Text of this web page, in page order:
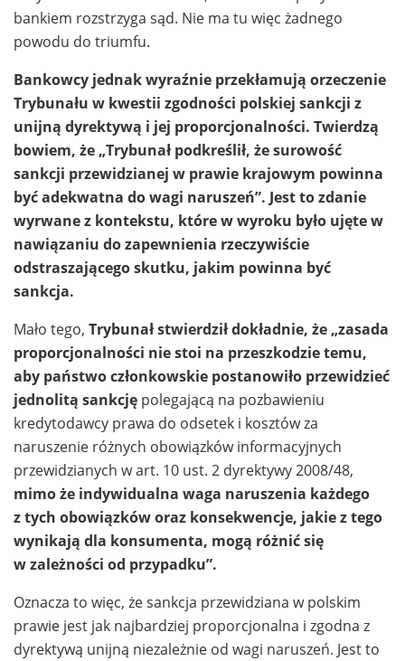
bankiem rozstrzyga sąd. Nie ma tu więc żadnego
powodu do triumfu.
Bankowcy jednak wyraźnie przekłamują orzeczenie
Trybunału w kwestii zgodności polskiej sankcji z
unijną dyrektywą i jej proporcjonalności. Twierdzą
bowiem, że „Trybunał podkreślił, że surowość
sankcji przewidzianej w prawie krajowym powinna
być adekwatna do wagi naruszeń”. Jest to zdanie
wyrwane z kontekstu, które w wyroku było ujęte w
nawiązaniu do zapewnienia rzeczywiście
odstraszającego skutku, jakim powinna być
sankcja.
Mało tego, Trybunał stwierdził dokładnie, że „zasada
proporcjonalności nie stoi na przeszkodzie temu,
aby państwo członkowskie postanowiło przewidzieć
jednolitą sankcję polegającą na pozbawieniu
kredytodawcy prawa do odsetek i kosztów za
naruszenie różnych obowiązków informacyjnych
przewidzianych w art. 10 ust. 2 dyrektywy 2008/48,
mimo że indywidualna waga naruszenia każdego
z tych obowiązków oraz konsekwencje, jakie z tego
wynikają dla konsumenta, mogą różnić się
w zależności od przypadku”.
Oznacza to więc, że sankcja przewidziana w polskim
prawie jest jak najbardziej proporcjonalna i zgodna z
dyrektywą unijną niezależnie od wagi naruszeń. Jest to